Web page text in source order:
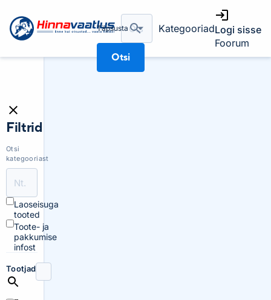
Täpsusta
Otsi
KategooriadLogi sisse
Foorum
Filtrid
Otsi
kategooriast
Laoseisuga
tooted
Toote- ja
pakkumise
infost
Tootjad